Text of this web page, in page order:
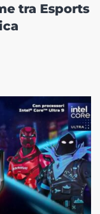
tra Esports